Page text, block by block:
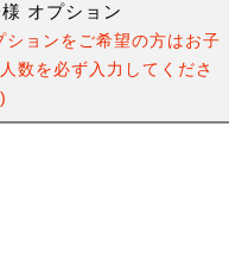
オプション
ションをご希望の方はお子
数を必ず入力してくださ